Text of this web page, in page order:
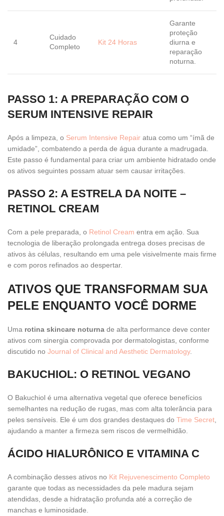
4
Cuidado
Completo
Kit 24 Horas
Garante
proteção
diurna e
reparação
noturna.
PASSO 1: A PREPARAÇÃO COM O
SERUM INTENSIVE REPAIR
Após a limpeza, o Serum Intensive Repair atua como um “ímã de
umidade”, combatendo a perda de água durante a madrugada.
Este passo é fundamental para criar um ambiente hidratado onde
os ativos seguintes possam atuar sem causar irritações.
PASSO 2: A ESTRELA DA NOITE –
RETINOL CREAM
Com a pele preparada, o Retinol Cream entra em ação. Sua
tecnologia de liberação prolongada entrega doses precisas de
ativos às células, resultando em uma pele visivelmente mais firme
e com poros refinados ao despertar.
ATIVOS QUE TRANSFORMAM SUA
PELE ENQUANTO VOCÊ DORME
Uma rotina skincare noturna de alta performance deve conter
ativos com sinergia comprovada por dermatologistas, conforme
discutido no Journal of Clinical and Aesthetic Dermatology.
BAKUCHIOL: O RETINOL VEGANO
O Bakuchiol é uma alternativa vegetal que oferece benefícios
semelhantes na redução de rugas, mas com alta tolerância para
peles sensíveis. Ele é um dos grandes destaques do Time Secret,
ajudando a manter a firmeza sem riscos de vermelhidão.
ÁCIDO HIALURÔNICO E VITAMINA C
A combinação desses ativos no Kit Rejuvenescimento Completo
garante que todas as necessidades da pele madura sejam
atendidas, desde a hidratação profunda até a correção de
manchas e luminosidade.